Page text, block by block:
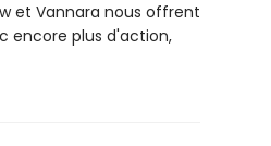
et Vannara nous offrent
encore plus d'action,